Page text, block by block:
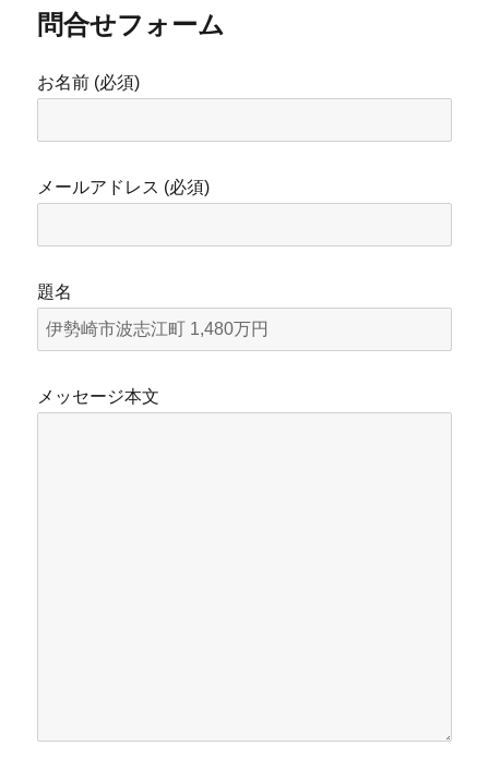
問合せフォーム
お名前 (必須)
メールアドレス (必須)
題名
メッセージ本文